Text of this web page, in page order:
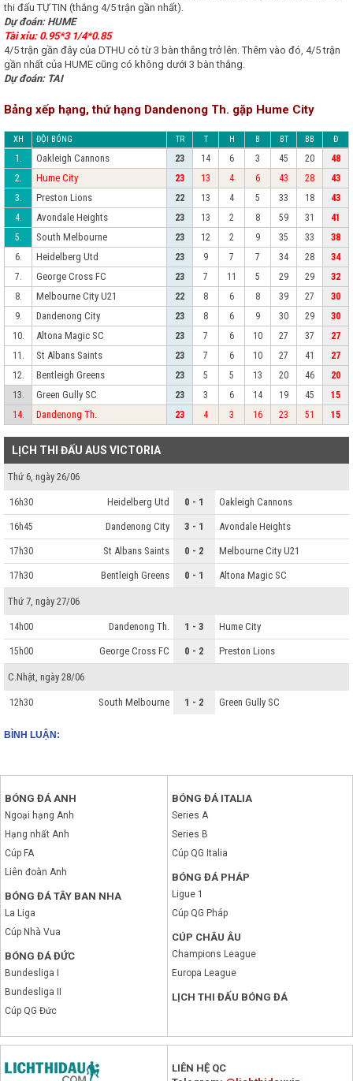
thi đấu TỰ TIN (thắng 4/5 trận gần nhất).
Dự đoán: HUME
Tài xỉu: 0.95*3 1/4*0.85
4/5 trận gần đây của DTHU có từ 3 bàn thắng trở lên. Thêm vào đó, 4/5 trận
gần nhất của HUME cũng có không dưới 3 bàn thắng.
Dự đoán: TAI
Bảng xếp hạng, thứ hạng Dandenong Th. gặp Hume City
XH ĐỘI BÓNG TR T H B BT BB Đ
1. Oakleigh Cannons 23 14 6 3 45 20
48
2.
Hume City 23 13 4 6 43 28
43
3.
Preston Lions 22 13 4 5 33 18
43
4.
Avondale Heights 23 13 2 8 59 31
41
5.
South Melbourne 23 12 2 9 35 33
38
6.
Heidelberg Utd 23 9 7 7 34 28
34
7.
George Cross FC 23 7 11 5 29 29
32
8.
Melbourne City U21 22 8 6 8 39 27
30
9.
Dandenong City 23 8 6 9 30 29
30
10.
Altona Magic SC 23 7 6 10 27 37
27
11.
St Albans Saints 23 7 6 10 27 41
27
12.
Bentleigh Greens 23 5 5 13 20 46
20
13.
Green Gully SC 23 3 6 14 19 45
15
14.
Dandenong Th. 23 4 3 16 23 51 15
LỊCH THI ĐẤU AUS VICTORIA
Thứ 6, ngày 26/06
16h30 Heidelberg Utd 0 - 1 Oakleigh Cannons
16h45 Dandenong City 3 - 1 Avondale Heights
17h30 St Albans Saints 0 - 2 Melbourne City U21
17h30 Bentleigh Greens 0 - 1 Altona Magic SC
Thứ 7, ngày 27/06
14h00 Dandenong Th. 1 - 3 Hume City
15h00 George Cross FC 0 - 2 Preston Lions
C.Nhật, ngày 28/06
12h30 South Melbourne 1 - 2 Green Gully SC
BÌNH LUẬN:
BÓNG ĐÁ ANH
Ngoại hạng Anh
Hạng nhất Anh
Cúp FA
Liên đoàn Anh
BÓNG ĐÁ TÂY BAN NHA
La Liga
Cúp Nhà Vua
BÓNG ĐÁ ĐỨC
Bundesliga I
Bundesliga II
Cúp QG Đức
BÓNG ĐÁ ITALIA
Series A
Series B
Cúp QG Italia
BÓNG ĐÁ PHÁP
Ligue 1
Cúp QG Pháp
CÚP CHÂU ÂU
Champions League
Europa League
LỊCH THI ĐẤU BÓNG ĐÁ
LIÊN HỆ QC